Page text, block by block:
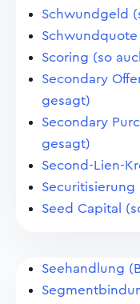
Schwundgeld
Scoring (so
Secondary
gesagt)
Secondary
gesagt)
Second-Lien-
Securitisierung
Seed Capital
Seehandlung